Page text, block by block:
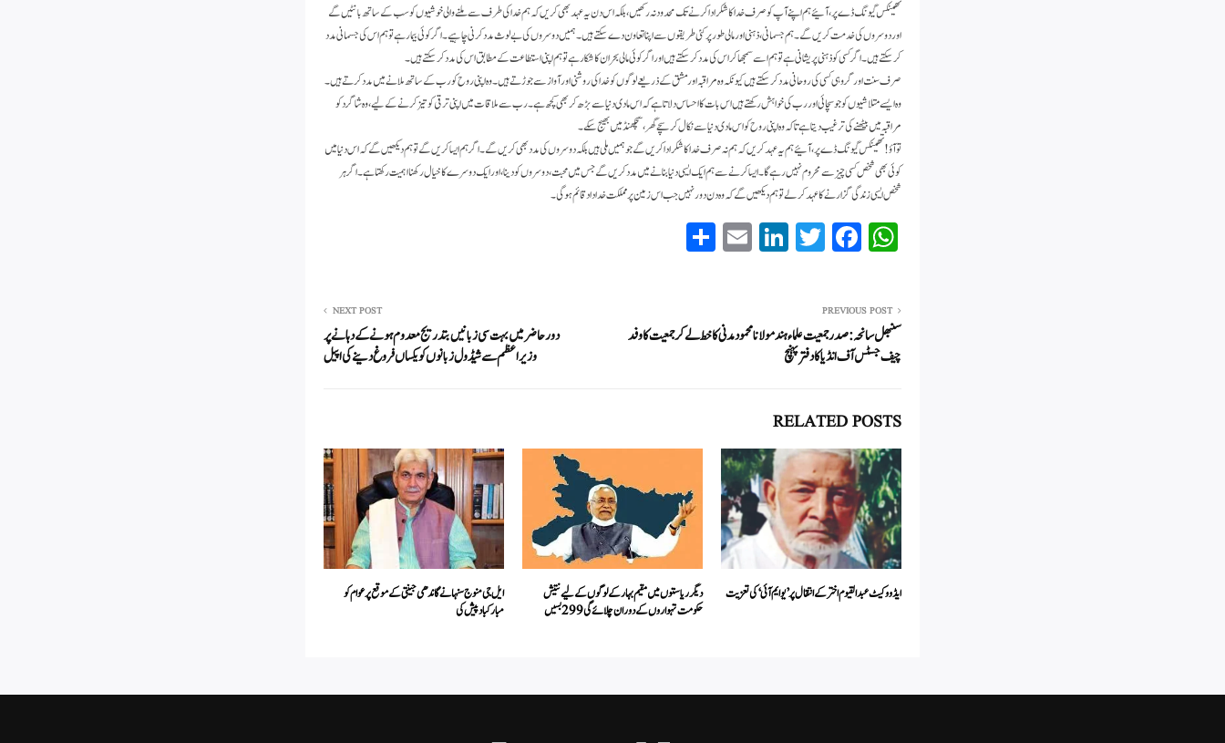
تھینکس گیونگ ڈے پر، آئیے ہم اپنے آپ کو صرف خدا کا شکر ادا کرنے تک محدود نہ رکھیں، بلکہ اس دن یہ عہد بھی کریں کہ ہم خدا کی طرف سے ملنے والی خوشیوں کو سب کے ساتھ بانٹیں گے
اور دوسروں کی خدمت کریں گے۔ ہم جسمانی، ذہنی اور مالی طور پر کئی طریقوں سے اپنا تعاون دے سکتے ہیں۔ ہمیں دوسروں کی بے لوث مدد کرنی چاہیے۔ اگر کوئی بیمار ہے تو ہم اس کی جسمانی مدد
کر سکتے ہیں۔ اگر کسی کو ذہنی پریشانی ہے تو ہم اسے سمجھا کر اس کی مدد کرسکتے ہیں اور اگر کوئی مالی بحران کا شکار ہے تو ہم اپنی استطاعت کے مطابق اس کی مدد کرسکتے ہیں۔
صرف سنت اور گرو ہی کسی کی روحانی مدد کر سکتے ہیں کیونکہ وہ مراقبہ اور مشق کے ذریعے لوگوں کو خدا کی روشنی اور آواز سے جوڑتے ہیں۔ وہ اپنی روح کو رب کے ساتھ ملانے میں مدد کرتے ہیں۔
وہ ایسے متلاشیوں کو جو سچائی اور رب کی خواہش رکھتے ہیں اس بات کا احساس دلاتا ہے کہ اس مادی دنیا سے بڑھ کر بھی کچھ ہے۔ رب سے ملاقات میں اپنی ترقی کو تیز کرنے کے لیے، وہ شاگرد کو
مراقبہ میں بیٹھنے کی ترغیب دیتا ہے تاکہ وہ اپنی روح کو اس مادی دنیا سے نکال کر سچے گھر، سچکھنڈ میں بھیج سکے۔
تو آؤ! تھینکس گیونگ ڈے پر، آئیے ہم یہ عہد کریں کہ ہم نہ صرف خدا کا شکر ادا کریں گے جو ہمیں ملی ہیں بلکہ دوسروں کی مدد بھی کریں گے۔ اگر ہم ایسا کریں گے تو ہم دیکھیں گے کہ اس دنیا میں
کوئی بھی شخص کسی چیز سے محروم نہیں رہے گا۔ ایسا کرنے سے ہم ایک ایسی دنیا بنانے میں مدد کریں گے جس میں محبت، دوسروں کو دینا، اور ایک دوسرے کا خیال رکھنا اہمیت رکھتا ہے۔ اگر ہر
شخص ایسی زندگی گزارنے کا عہد کر لے تو ہم دیکھیں گے کہ وہ دن دور نہیں جب اس زمین پر مملکت خداداد قائم ہو گی۔
W
ha
A
pp
Fa
ce
ok
T
wi
r
Li
nk
In
E
m
PREVIOUS POST
سنبھل سانحہ: صدر جمعیت علماء ہند مولانا محمود مدنی کا خط لے کر جمعیت کا وفد
چیف جسٹس آف انڈیا کا دفتر پہنچ
NEXT POST
دور حاضر میں بہت سی زبانیں بتدریج معدوم ہونے کے دہانے پر
وزیراعظم سے شیڈول زبانوں کو یکساں فروغ دینے کی اپیل
RELATED POSTS
ایڈووکیٹ عبدالقیوم اختر کے انتقال پر ’یوایم آئی‘ کی تعزیت
دیگر ریاستوں میں مقیم بہار کے لوگوں کے لیے نتیش
حکومت تہواروں کے دوران چلائے گی 299 بسیں
ایل جی منوج سنہا نے گاندھی جینتی کے موقع پر عوام کو
مبارکباد پیش کی